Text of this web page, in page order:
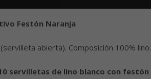
Festón Naranja
abierta). Composición 100% lino.
servilletas de lino blanco con festón